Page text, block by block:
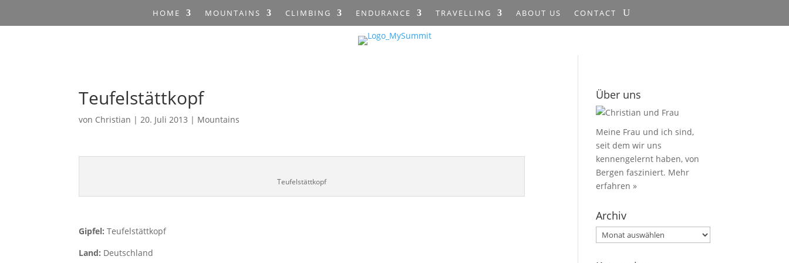
HOME MOUNTAINS CLIMBING ENDURANCE TRAVELLING ABOUT US CONTACT
Teufelstättkopf
von Christian |20. Juli 2013 | Mountains
Teufelstättkopf
Gipfel:Teufelstättkopf
Land: Deutschland
Über uns
Meine Frau und ich sind,
seit dem wir uns
kennengelernt haben, von
Bergen fasziniert. Mehr
erfahren »
Archiv
Archiv